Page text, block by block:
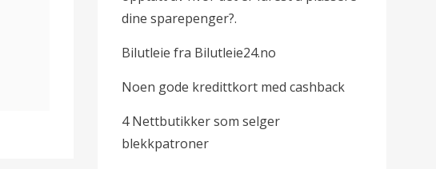
dine sparepenger?.
Bilutleie fra Bilutleie24.no
Noen gode kredittkort med cashback
4 Nettbutikker som selger
blekkpatroner